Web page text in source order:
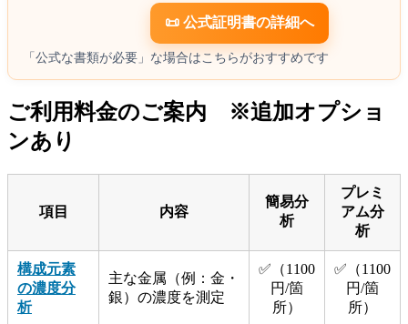
📜 公式証明書の詳細へ
「公式な書類が必要」な場合はこちらがおすすめです
ご利用料金のご案内 ※追加オプショ
ンあり
項目 内容
簡易分
析
プレミ
アム分
析
構成元素
の濃度分
析
主な金属（例：金・
銀）の濃度を測定
✅（1100
円/箇
所）
✅（1100
円/箇
所）